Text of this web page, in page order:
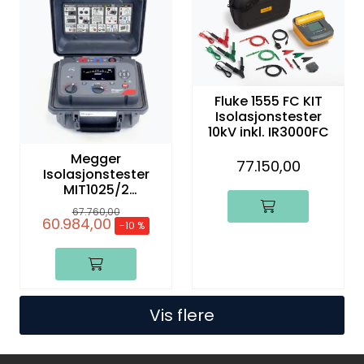
Megger
Isolasjonstester
MIT1025/2
ADVANCED 10kV IRT,
PIP
67.760,00
60.984,00 -10 %
Fluke 1555 FC KIT
Isolasjonstester
10kV inkl. IR3000FC
77.150,00
Vis flere